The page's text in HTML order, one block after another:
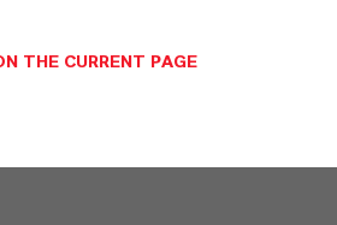
THE CURRENT PAGE